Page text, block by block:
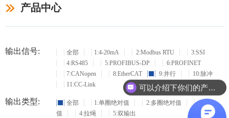
产品中心
输出信号: 全部 1:4-20mA 2:Modbus RTU
3:SSI
4:RS485
5:PROFIBUS-DP
6:PROFINET
7:CANopen
8:EtherCAT 9:并行
10:脉冲
11:CC-Link
输出类型: 全部 1:单圈绝对值 2:多圈绝对值
3:增量
值
4:拉绳 5:双输出
可以介绍下你们的产品么？